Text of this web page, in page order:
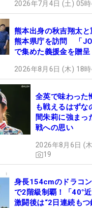
2026年7月4日 (土) 05
熊本出身の秋吉翔太
熊本県庁を訪問 「
で集めた義援金を贈呈
2026年8月6日 (木) 18
全英で味わった
も戦えるはず
間朱莉に強まっ
戦への思い
2026年8月6日 (
19
身長154cmのドラコ
で2階級制覇！「40°
激闘後は“2日連続もつ